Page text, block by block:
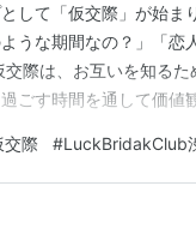
して「仮交際」が始ま
うな期間なの？」「恋
際は、お互いを知る
ごす時間を通して価値
方、真剣交際へ進むタ
。 仮交際の…
交際 #LuckBridakClub